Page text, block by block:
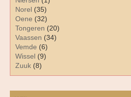
Norel (35)
Oene (32)
Tongeren (20)
Vaassen (34)
Vemde (6)
Wissel (9)
Zuuk (8)